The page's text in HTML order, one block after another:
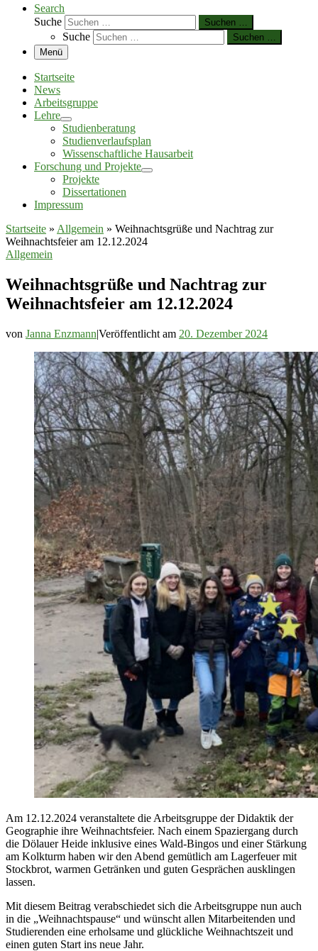
Search
Suche
Suchen …
Suche
Suchen …
Menü
Startseite
News
Arbeitsgruppe
Lehre
Studienberatung
Studienverlaufsplan
Wissenschaftliche Hausarbeit
Forschung und Projekte
Projekte
Dissertationen
Impressum
Startseite » Allgemein » Weihnachtsgrüße und Nachtrag zur
Weihnachtsfeier am 12.12.2024
Allgemein
Weihnachtsgrüße und Nachtrag zur
Weihnachtsfeier am 12.12.2024
von Janna Enzmann|Veröffentlicht am 20. Dezember 2024
Am 12.12.2024 veranstaltete die Arbeitsgruppe der Didaktik der
Geographie ihre Weihnachtsfeier. Nach einem Spaziergang durch
die Dölauer Heide inklusive eines Wald-Bingos und einer Stärkung
am Kolkturm haben wir den Abend gemütlich am Lagerfeuer mit
Stockbrot, warmen Getränken und guten Gesprächen ausklingen
lassen.
Mit diesem Beitrag verabschiedet sich die Arbeitsgruppe nun auch
in die „Weihnachtspause“ und wünscht allen Mitarbeitenden und
Studierenden eine erholsame und glückliche Weihnachtszeit und
einen guten Start ins neue Jahr.